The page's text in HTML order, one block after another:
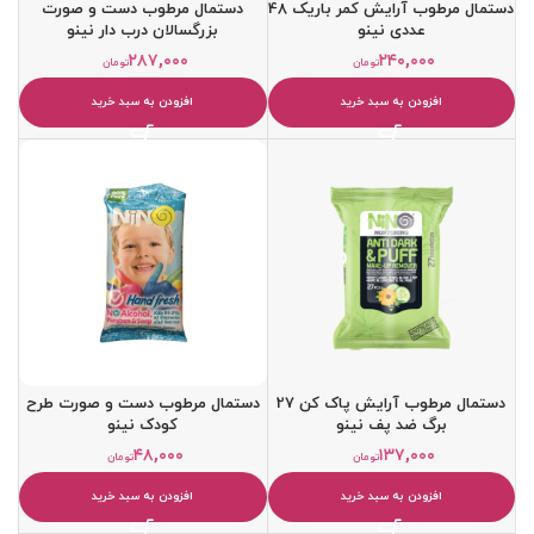
دستمال مرطوب آرايش کمر باريک 48
عددی نینو
تومان۲۴۰,۰۰۰
افزودن به سبد خرید
دستمال مرطوب دست و صورت
بزرگسالان درب دار نینو
تومان۲۸۷,۰۰۰
افزودن به سبد خرید
دستمال مرطوب آرایش پاک کن 27
برگ ضد پف نینو
تومان۱۳۷,۰۰۰
افزودن به سبد خرید
دستمال مرطوب دست و صورت طرح
کودک نینو
تومان۴۸,۰۰۰
افزودن به سبد خرید